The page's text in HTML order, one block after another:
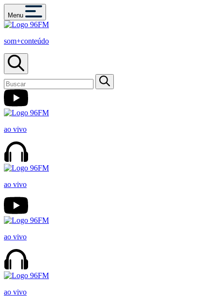
Menu
som+conteúdo
ao vivo
ao vivo
ao vivo
ao vivo